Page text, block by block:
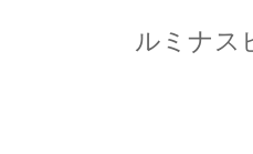
ルミナス